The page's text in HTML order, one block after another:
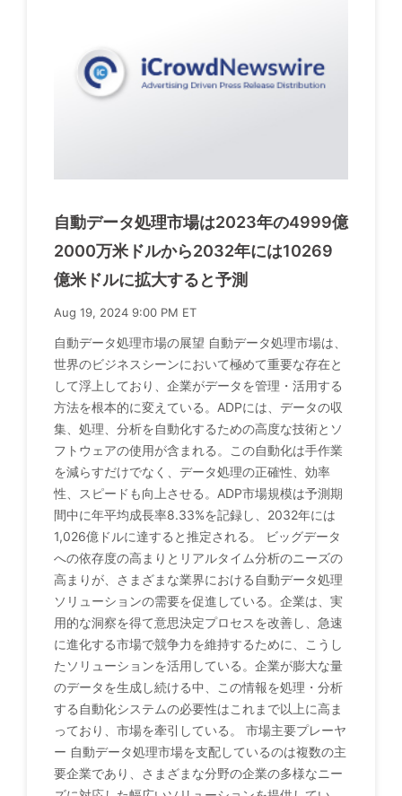
自動データ処理市場は2023年の4999億
2000万米ドルから2032年には10269
億米ドルに拡大すると予測
Aug 19, 2024 9:00 PM ET
自動データ処理市場の展望 自動データ処理市場は、
世界のビジネスシーンにおいて極めて重要な存在と
して浮上しており、企業がデータを管理・活用する
方法を根本的に変えている。ADPには、データの収
集、処理、分析を自動化するための高度な技術とソ
フトウェアの使用が含まれる。この自動化は手作業
を減らすだけでなく、データ処理の正確性、効率
性、スピードも向上させる。ADP市場規模は予測期
間中に年平均成長率8.33%を記録し、2032年には
1,026億ドルに達すると推定される。 ビッグデータ
への依存度の高まりとリアルタイム分析のニーズの
高まりが、さまざまな業界における自動データ処理
ソリューションの需要を促進している。企業は、実
用的な洞察を得て意思決定プロセスを改善し、急速
に進化する市場で競争力を維持するために、こうし
たソリューションを活用している。企業が膨大な量
のデータを生成し続ける中、この情報を処理・分析
する自動化システムの必要性はこれまで以上に高ま
っており、市場を牽引している。 市場主要プレーヤ
ー 自動データ処理市場を支配しているのは複数の主
要企業であり、さまざまな分野の企業の多様なニー